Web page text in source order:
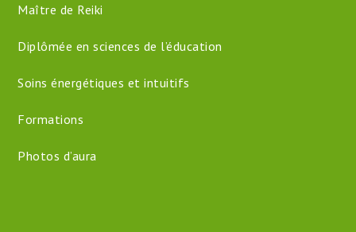
Maître de Reiki
Diplômée en sciences de l’éducation
Soins énergétiques et intuitifs
Formations
Photos d’aura